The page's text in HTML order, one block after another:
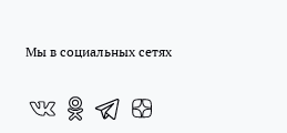
Мы в социальных сетях